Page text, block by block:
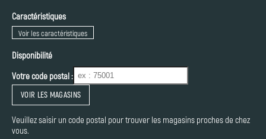
Caractéristiques
Voir les caractéristiques
Disponibilité
Votre code postal :
VOIR LES MAGASINS
Veuillez saisir un code postal pour trouver les magasins proches de chez
vous.